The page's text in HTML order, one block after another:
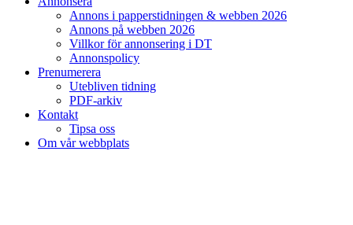
Annons i papperstidningen & webben 2026
Annons på webben 2026
Villkor för annonsering i DT
Annonspolicy
Prenumerera
Utebliven tidning
PDF-arkiv
Kontakt
Tipsa oss
Om vår webbplats